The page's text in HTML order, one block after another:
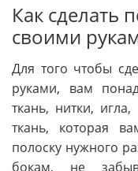
Как сделать
своими
Для того чтобы
руками, вам
ткань, нитки,
ткань, которая
полоску нужного
бокам, не